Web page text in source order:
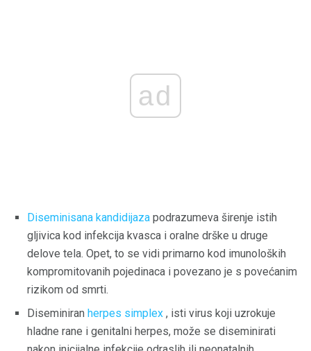
ad
Diseminisana kandidijaza podrazumeva širenje istih
gljivica kod infekcija kvasca i oralne drške u druge
delove tela. Opet, to se vidi primarno kod imunoloških
kompromitovanih pojedinaca i povezano je s povećanim
rizikom od smrti.
Diseminiran herpes simplex , isti virus koji uzrokuje
hladne rane i genitalni herpes, može se diseminirati